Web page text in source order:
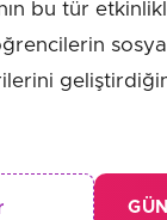
bu tür